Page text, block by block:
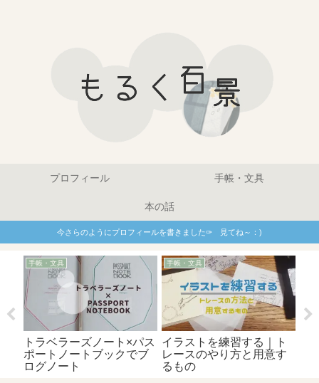
プロフィール 手帳・文具
本の話
今さらのようにプロフィールを書きました✑ 見てね～：)
手帳・文具
ぺんてるの水彩スティッ
ク アンティーク｜使い方
次第で色えんぴつにも水
彩にも！
手帳・文具
バレットジャーナル2018
｜9月の準備